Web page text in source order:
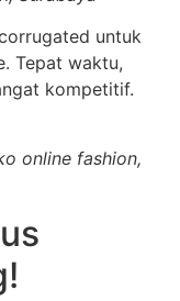
untuk
Tepat waktu,
kompetitif.
online fashion,